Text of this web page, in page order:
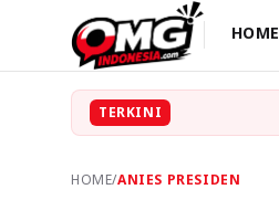
HOME
TERKINI
HOME/ANIES PRESIDEN